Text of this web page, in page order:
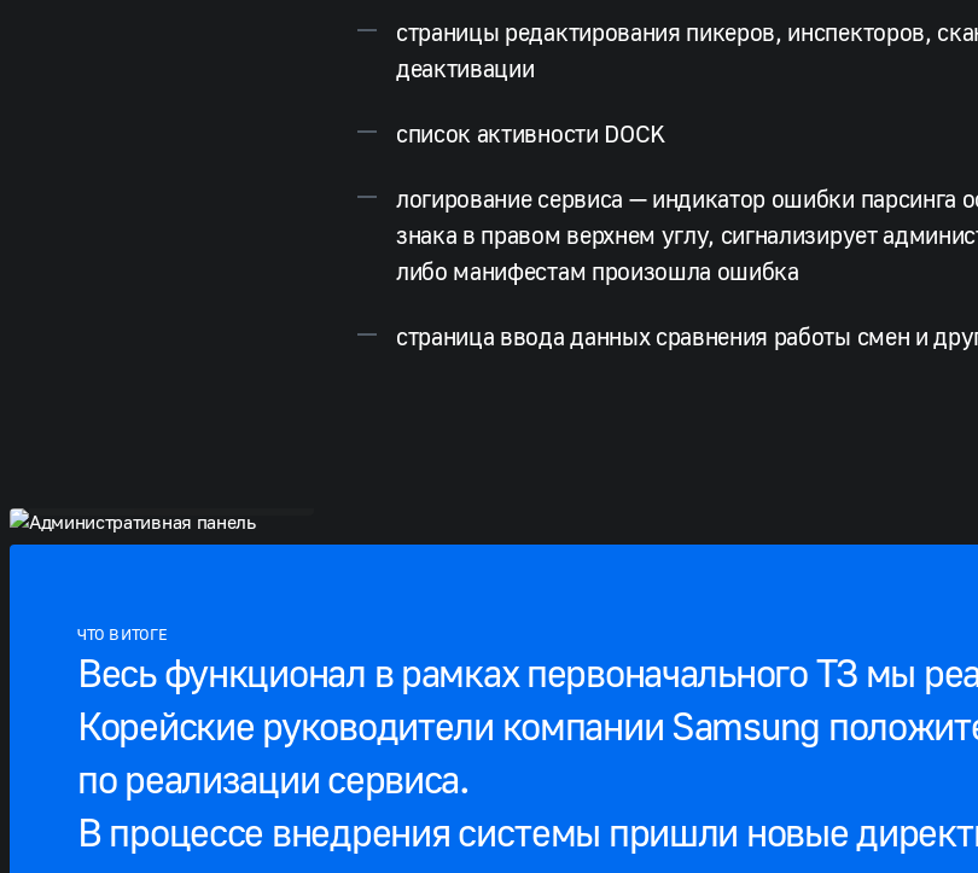
страницы редактирования пикеров, инспекторов,
деактивации
список активности DOCK
логирование сервиса — индикатор ошибки парсинга
знака в правом верхнем углу, сигнализирует
либо манифестам произошла ошибка
страница ввода данных сравнения работы смен и
ЧТО В ИТОГЕ
Весь функционал в рамках первоначального ТЗ мы
Корейские руководители компании Samsung
по реализации сервиса.
В процессе внедрения системы пришли новые